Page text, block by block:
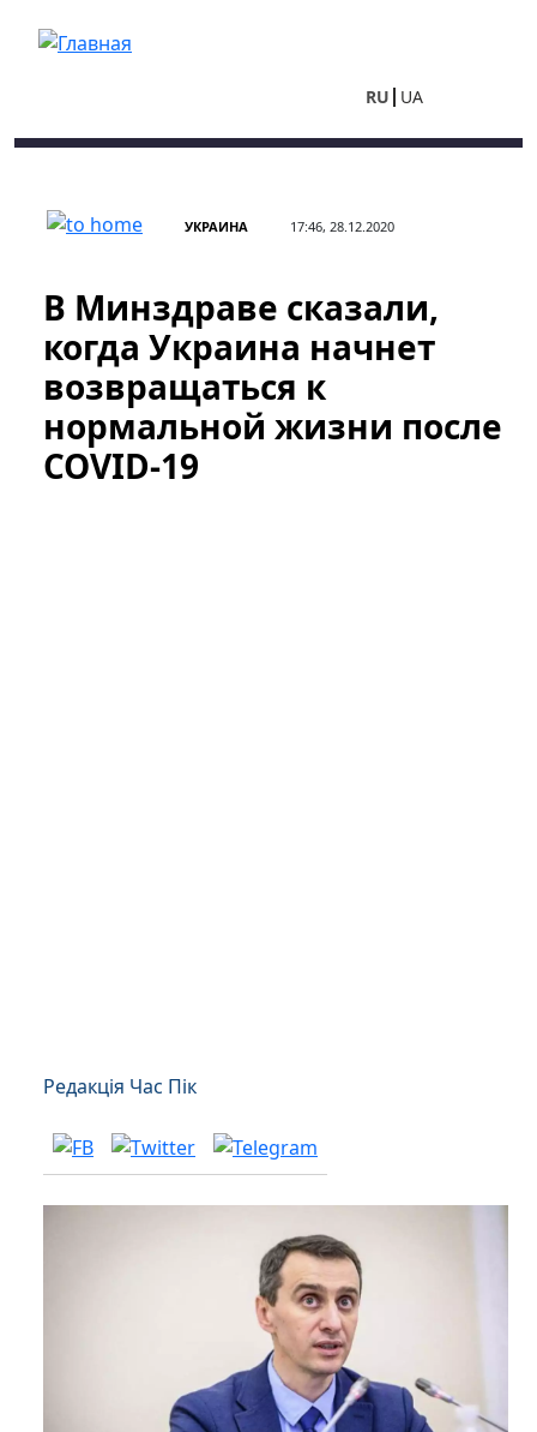
RU UA
УКРАИНА 17:46, 28.12.2020
В Минздраве сказали,
когда Украина начнет
возвращаться к
нормальной жизни после
COVID-19
Редакція Час Пік